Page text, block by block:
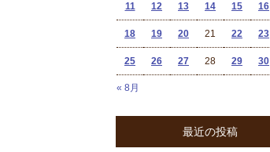
« 8月
11 12 13 14 15 16
18 19 20 21 22 23
25 26 27 28 29 30
最近の投稿